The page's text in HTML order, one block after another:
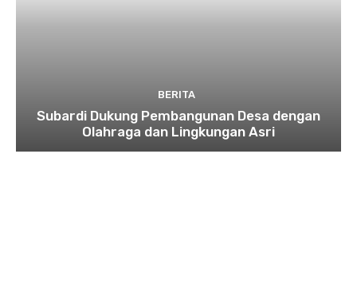
BERITA
Subardi Dukung Pembangunan Desa dengan
Olahraga dan Lingkungan Asri